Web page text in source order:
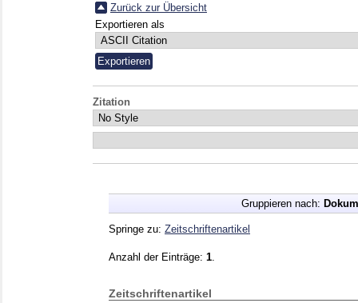
Zurück zur Übersicht
Exportieren als
Zitation
Gruppieren nach:
Springe zu: Zeitschriftenartikel
Anzahl der Einträge: 1
Zeitschriftenartikel